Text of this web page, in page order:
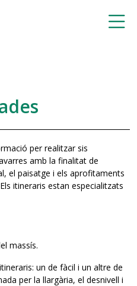
per realitzar sis
amb la finalitat de
el paisatge i els aprofitaments
itineraris estan especialitzats
massís.
un de fàcil i un altre de
per la llargària, el desnivell i